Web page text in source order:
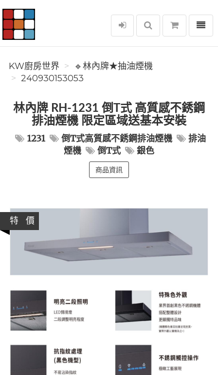
KW廚房世界
選單
KW廚房世界
🔹林內牌★抽油煙機
240930153053
林內牌 RH-1231 倒T式 高質感不銹鋼
排油煙機 限定區域送基本安裝
1231 倒T式高質感不銹鋼排油煙機
排油
煙機
倒T式 銀色
商品資訊
特 價